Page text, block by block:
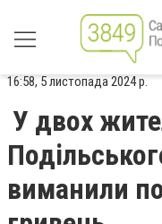
16:58, 5 листопада 2024 р.
У двох
виманили